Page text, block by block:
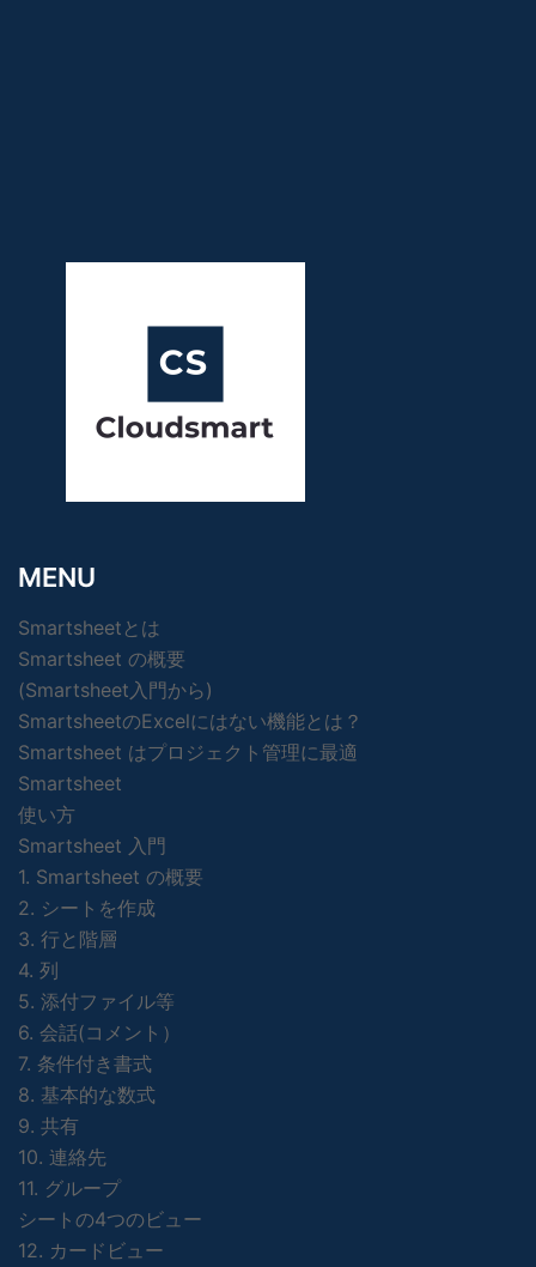
MENU
Smartsheetとは
Smartsheet の概要
(Smartsheet入門から)
SmartsheetのExcelにはない機能とは？
Smartsheet はプロジェクト管理に最適
Smartsheet
使い方
Smartsheet 入門
1. Smartsheet の概要
2. シートを作成
3. 行と階層
4. 列
5. 添付ファイル等
6. 会話(コメント）
7. 条件付き書式
8. 基本的な数式
9. 共有
10. 連絡先
11. グループ
シートの4つのビュー
12. カードビュー